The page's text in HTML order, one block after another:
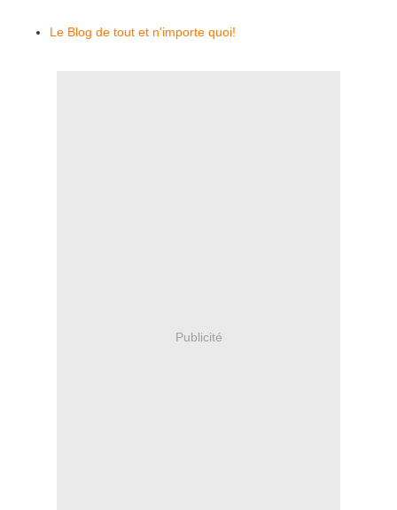
Le Blog de tout et n'importe quoi!
Publicité